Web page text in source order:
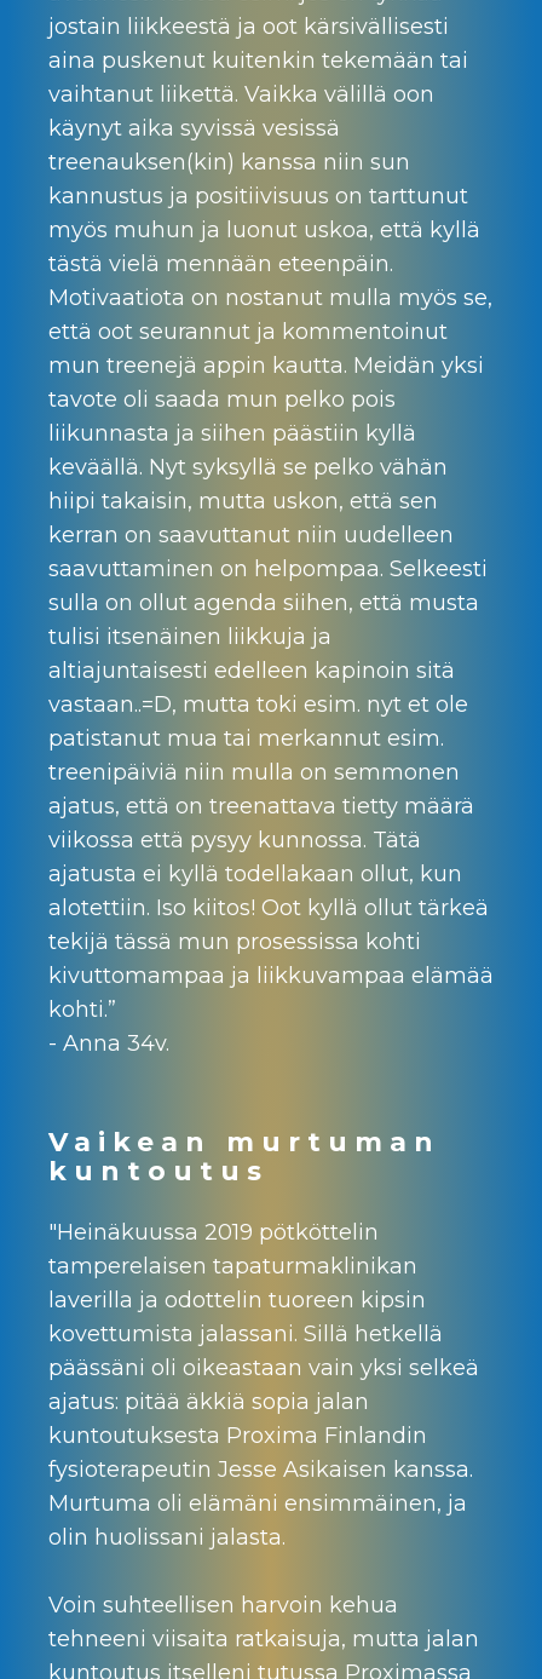
jostain liikkeestä ja oot kärsivällisesti
aina puskenut kuitenkin tekemään tai
vaihtanut liikettä. Vaikka välillä oon
käynyt aika syvissä vesissä
treenauksen(kin) kanssa niin sun
kannustus ja positiivisuus on tarttunut
myös muhun ja luonut uskoa, että kyllä
tästä vielä mennään eteenpäin.
Motivaatiota on nostanut mulla myös se,
että oot seurannut ja kommentoinut
mun treenejä appin kautta. Meidän yksi
tavote oli saada mun pelko pois
liikunnasta ja siihen päästiin kyllä
keväällä. Nyt syksyllä se pelko vähän
hiipi takaisin, mutta uskon, että sen
kerran on saavuttanut niin uudelleen
saavuttaminen on helpompaa. Selkeesti
sulla on ollut agenda siihen, että musta
tulisi itsenäinen liikkuja ja
altiajuntaisesti edelleen kapinoin sitä
vastaan..=D, mutta toki esim. nyt et ole
patistanut mua tai merkannut esim.
treenipäiviä niin mulla on semmonen
ajatus, että on treenattava tietty määrä
viikossa että pysyy kunnossa. Tätä
ajatusta ei kyllä todellakaan ollut, kun
alotettiin. Iso kiitos! Oot kyllä ollut tärkeä
tekijä tässä mun prosessissa kohti
kivuttomampaa ja liikkuvampaa elämää
kohti.”
- Anna 34v.
Vaikean murtuman
kuntoutus
"Heinäkuussa 2019 pötköttelin
tamperelaisen tapaturmaklinikan
laverilla ja odottelin tuoreen kipsin
kovettumista jalassani. Sillä hetkellä
päässäni oli oikeastaan vain yksi selkeä
ajatus: pitää äkkiä sopia jalan
kuntoutuksesta Proxima Finlandin
fysioterapeutin Jesse Asikaisen kanssa.
Murtuma oli elämäni ensimmäinen, ja
olin huolissani jalasta.
Voin suhteellisen harvoin kehua
tehneeni viisaita ratkaisuja, mutta jalan
kuntoutus itselleni tutussa Proximassa